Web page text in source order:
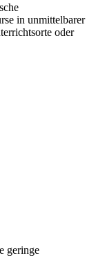
in unmittelbarer
oder
geringe